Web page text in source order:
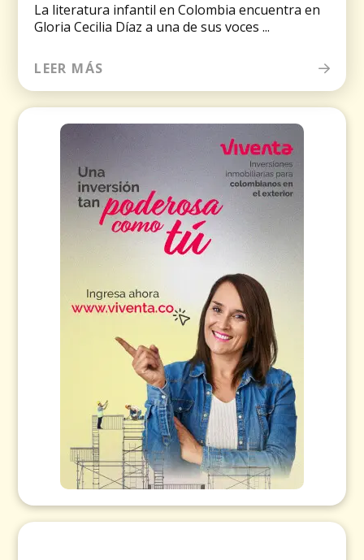
La literatura infantil en Colombia encuentra en
Gloria Cecilia Díaz a una de sus voces ...
LEER MÁS